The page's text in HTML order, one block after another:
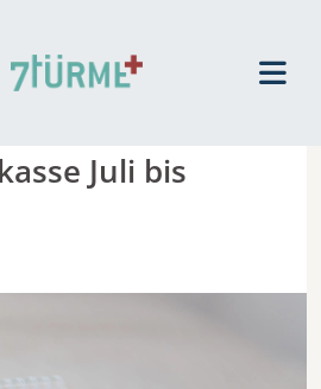
Juli bis